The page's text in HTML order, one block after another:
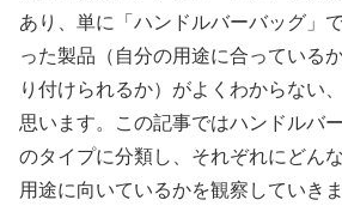
あり、単に「ハンドルバーバッグ」
った製品（自分の用途に合っている
り付けられるか）がよくわからない
思います。この記事ではハンドルバ
のタイプに分類し、それぞれにどん
用途に向いているかを観察していきま